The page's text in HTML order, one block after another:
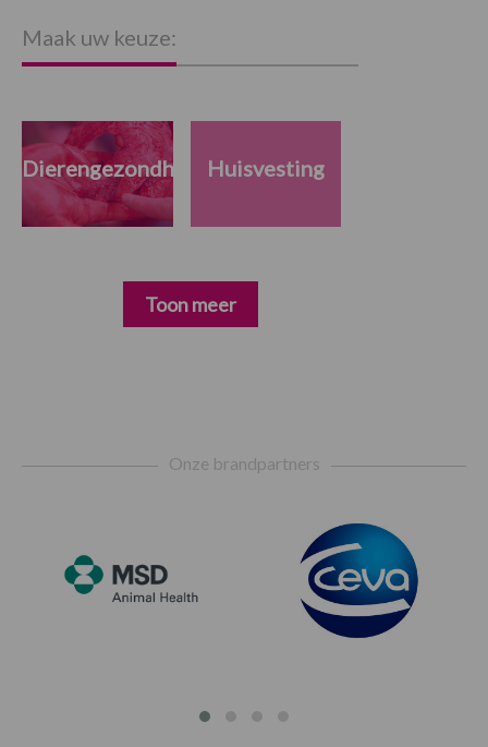
Maak uw keuze:
Dierengezondheid Huisvesting
Toon meer
Onze brandpartners